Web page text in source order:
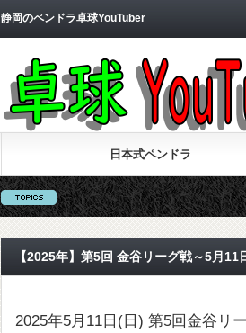
静岡のペンドラ卓球YouTuber
日本式ペンドラ
【2025年】第5回 金谷リーグ戦～5月11
2025年5月11日(日) 第5回金谷リ